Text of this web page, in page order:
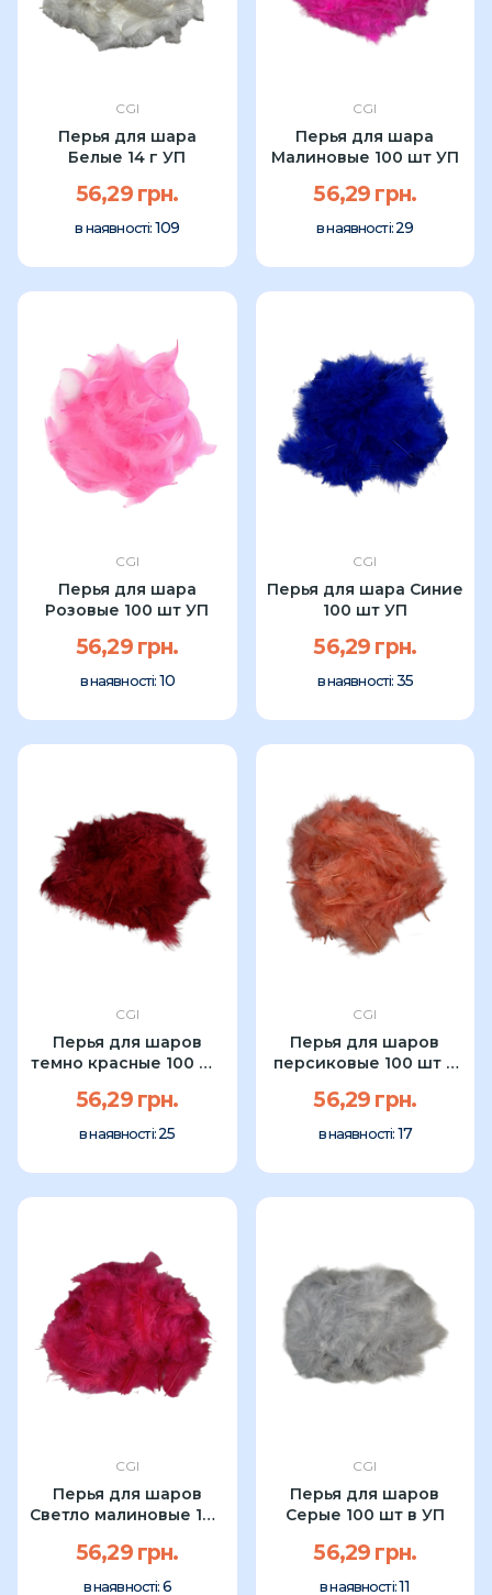
CGI
Перья для шара
Белые 14 г УП
56,29 грн.
в наявності: 109
CGI
Перья для шара
Малиновые 100 шт УП
56,29 грн.
в наявності:29
CGI
Перья для шара
Розовые 100 шт УП
56,29 грн.
в наявності: 10
CGI
Перья для шара Синие
100 шт УП
56,29 грн.
в наявності: 35
CGI
Перья для шаров
темно красные 100 шт
56,29 грн.
в наявності:25
CGI
Перья для шаров
персиковые 100 шт в
56,29 грн.
в наявності: 17
CGI
Перья для шаров
Светло малиновые 100
56,29 грн.
в наявності: 6
CGI
Перья для шаров
Серые 100 шт в УП
56,29 грн.
в наявності:11